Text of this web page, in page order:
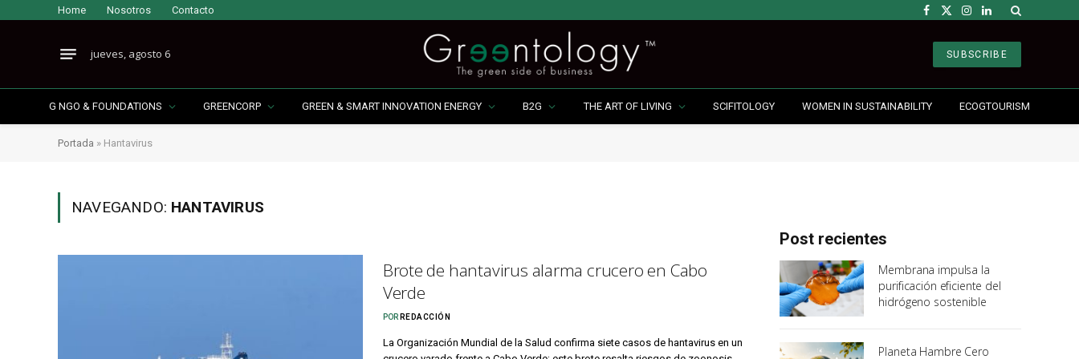
Home Nosotros Contacto Facebook
X
Instagram
LinkedIn
jueves, agosto 6 SUBSCRIBE
G NGO & FOUNDATIONS GREENCORP GREEN & SMART INNOVATION ENERGY B2G THE ART OF LIVING SCIFITOLOGY WOMEN IN SUSTAINABILITY ECOGTOURISM
Portada » Hantavirus
NAVEGANDO: HANTAVIRUS
Brote de hantavirus alarma crucero en Cabo
Verde
POR REDACCIÓN
La Organización Mundial de la Salud confirma siete casos de hantavirus en un
Post recientes
Membrana impulsa la
purificación eficiente del
hidrógeno sostenible
Planeta Hambre Cero